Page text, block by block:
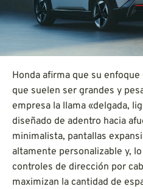
Honda afirma que su enfoque
que suelen ser grandes y
empresa la llama «delgada,
diseñado de adentro hacia
minimalista, pantallas
altamente personalizable y,
controles de dirección por
maximizan la cantidad de